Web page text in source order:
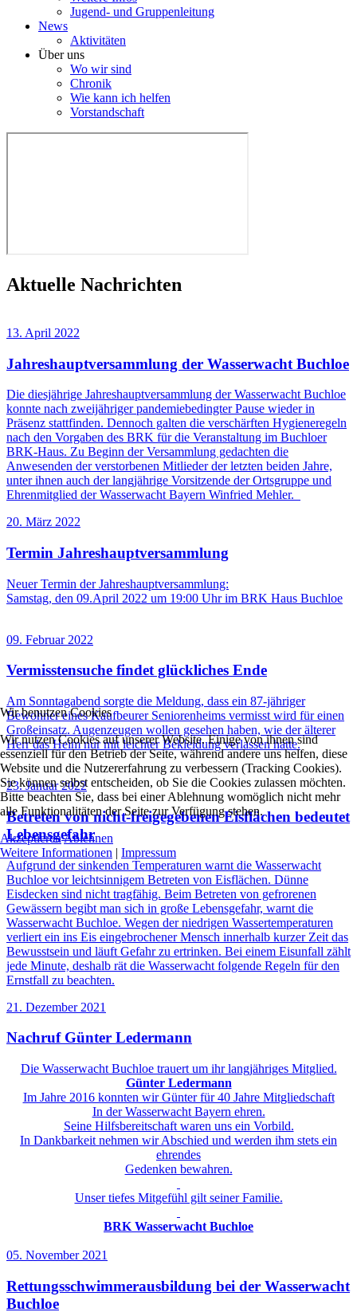
Jugend- und Gruppenleitung
News
Aktivitäten
Über uns
Wo wir sind
Chronik
Wie kann ich helfen
Vorstandschaft
Aktuelle Nachrichten
13. April 2022
Jahreshauptversammlung der Wasserwacht Buchloe
Die diesjährige Jahreshauptversammlung der Wasserwacht Buchloe
konnte nach zweijähriger pandemiebedingter Pause wieder in
Präsenz stattfinden. Dennoch galten die verschärften Hygieneregeln
nach den Vorgaben des BRK für die Veranstaltung im Buchloer
BRK-Haus. Zu Beginn der Versammlung gedachten die
Anwesenden der verstorbenen Mitlieder der letzten beiden Jahre,
unter ihnen auch der langjährige Vorsitzende der Ortsgruppe und
Ehrenmitglied der Wasserwacht Bayern Winfried Mehler.
20. März 2022
Termin Jahreshauptversammlung
Neuer Termin der Jahreshauptversammlung:
Samstag, den 09.April 2022 um 19:00 Uhr im BRK Haus Buchloe
09. Februar 2022
Vermisstensuche findet glückliches Ende
Am Sonntagabend sorgte die Meldung, dass ein 87-jähriger
Bewohner eines Kaufbeurer Seniorenheims vermisst wird für einen
Großeinsatz. Augenzeugen wollen gesehen haben, wie der älterer
Herr das Heim nur mit leichter Bekleidung verlassen hatte.
23. Januar 2022
Betreten von nicht-freigegebenen Eisflächen bedeutet
Lebensgefahr
Aufgrund der sinkenden Temperaturen warnt die Wasserwacht
Buchloe vor leichtsinnigem Betreten von Eisflächen. Dünne
Eisdecken sind nicht tragfähig. Beim Betreten von gefrorenen
Gewässern begibt man sich in große Lebensgefahr, warnt die
Wasserwacht Buchloe. Wegen der niedrigen Wassertemperaturen
verliert ein ins Eis eingebrochener Mensch innerhalb kurzer Zeit das
Bewusstsein und läuft Gefahr zu ertrinken. Bei einem Eisunfall zählt
jede Minute, deshalb rät die Wasserwacht folgende Regeln für den
Ernstfall zu beachten.
21. Dezember 2021
Nachruf Günter Ledermann
Die Wasserwacht Buchloe trauert um ihr langjähriges Mitglied.
Günter Ledermann
Im Jahre 2016 konnten wir Günter für 40 Jahre Mitgliedschaft
In der Wasserwacht Bayern ehren.
Seine Hilfsbereitschaft waren uns ein Vorbild.
In Dankbarkeit nehmen wir Abschied und werden ihm stets ein
ehrendes
Gedenken bewahren.
Unser tiefes Mitgefühl gilt seiner Familie.
BRK Wasserwacht Buchloe
05. November 2021
Rettungsschwimmerausbildung bei der Wasserwacht
Buchloe
Wir benutzen Cookies
Wir nutzen Cookies auf unserer Website. Einige von ihnen sind
essenziell für den Betrieb der Seite, während andere uns helfen, diese
Website und die Nutzererfahrung zu verbessern (Tracking Cookies).
Sie können selbst entscheiden, ob Sie die Cookies zulassen möchten.
Bitte beachten Sie, dass bei einer Ablehnung womöglich nicht mehr
alle Funktionalitäten der Seite zur Verfügung stehen.
AkzeptierenAblehnen
Weitere Informationen | Impressum